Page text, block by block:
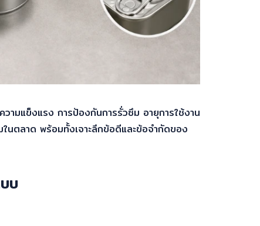
มแข็งแรง การป้องกันการรั่วซึม อายุการใช้งาน
นตลาด พร้อมทั้งเจาะลึกข้อดีและข้อจำกัดของ
บ